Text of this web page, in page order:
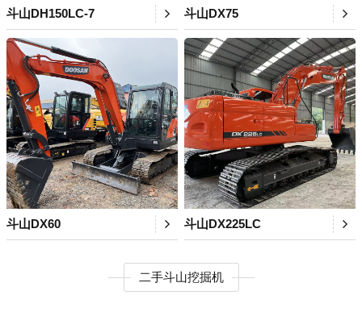
斗山DH150LC-7 斗山DX75
斗山DX60 斗山DX225LC
二手斗山挖掘机